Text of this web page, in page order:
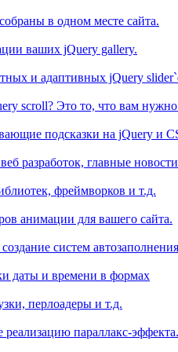
в одном месте сайта.
ваших jQuery gallery.
и адаптивных jQuery
scroll? Это то, что вам
подсказки на jQuery и
разработок, главные
фреймворков и т.д.
анимации для вашего сайта.
систем автозаполнения
даты и времени в формах
перлоадеры и т.д.
параллакс-эффекта.